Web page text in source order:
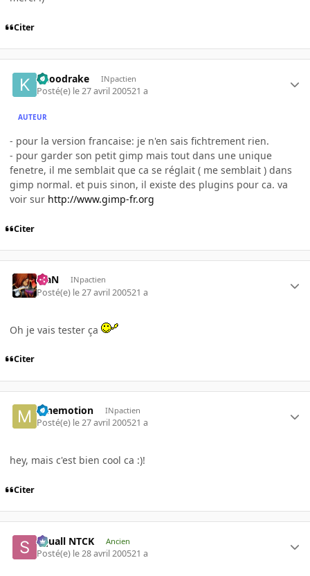
Citer
knoodrake INpactien
Posté(e) le 27 avril 200521 a
AUTEUR
- pour la version francaise: je n'en sais fichtrement rien.
- pour garder son petit gimp mais tout dans une unique
fenetre, il me semblait que ca se réglait ( me semblait ) dans
gimp normal. et puis sinon, il existe des plugins pour ca. va
voir sur http://www.gimp-fr.org
Citer
KiaN INpactien
Posté(e) le 27 avril 200521 a
Oh je vais tester ça
Citer
mnemotion INpactien
Posté(e) le 27 avril 200521 a
hey, mais c'est bien cool ca :)!
Citer
Squall NTCK Ancien
Posté(e) le 28 avril 200521 a